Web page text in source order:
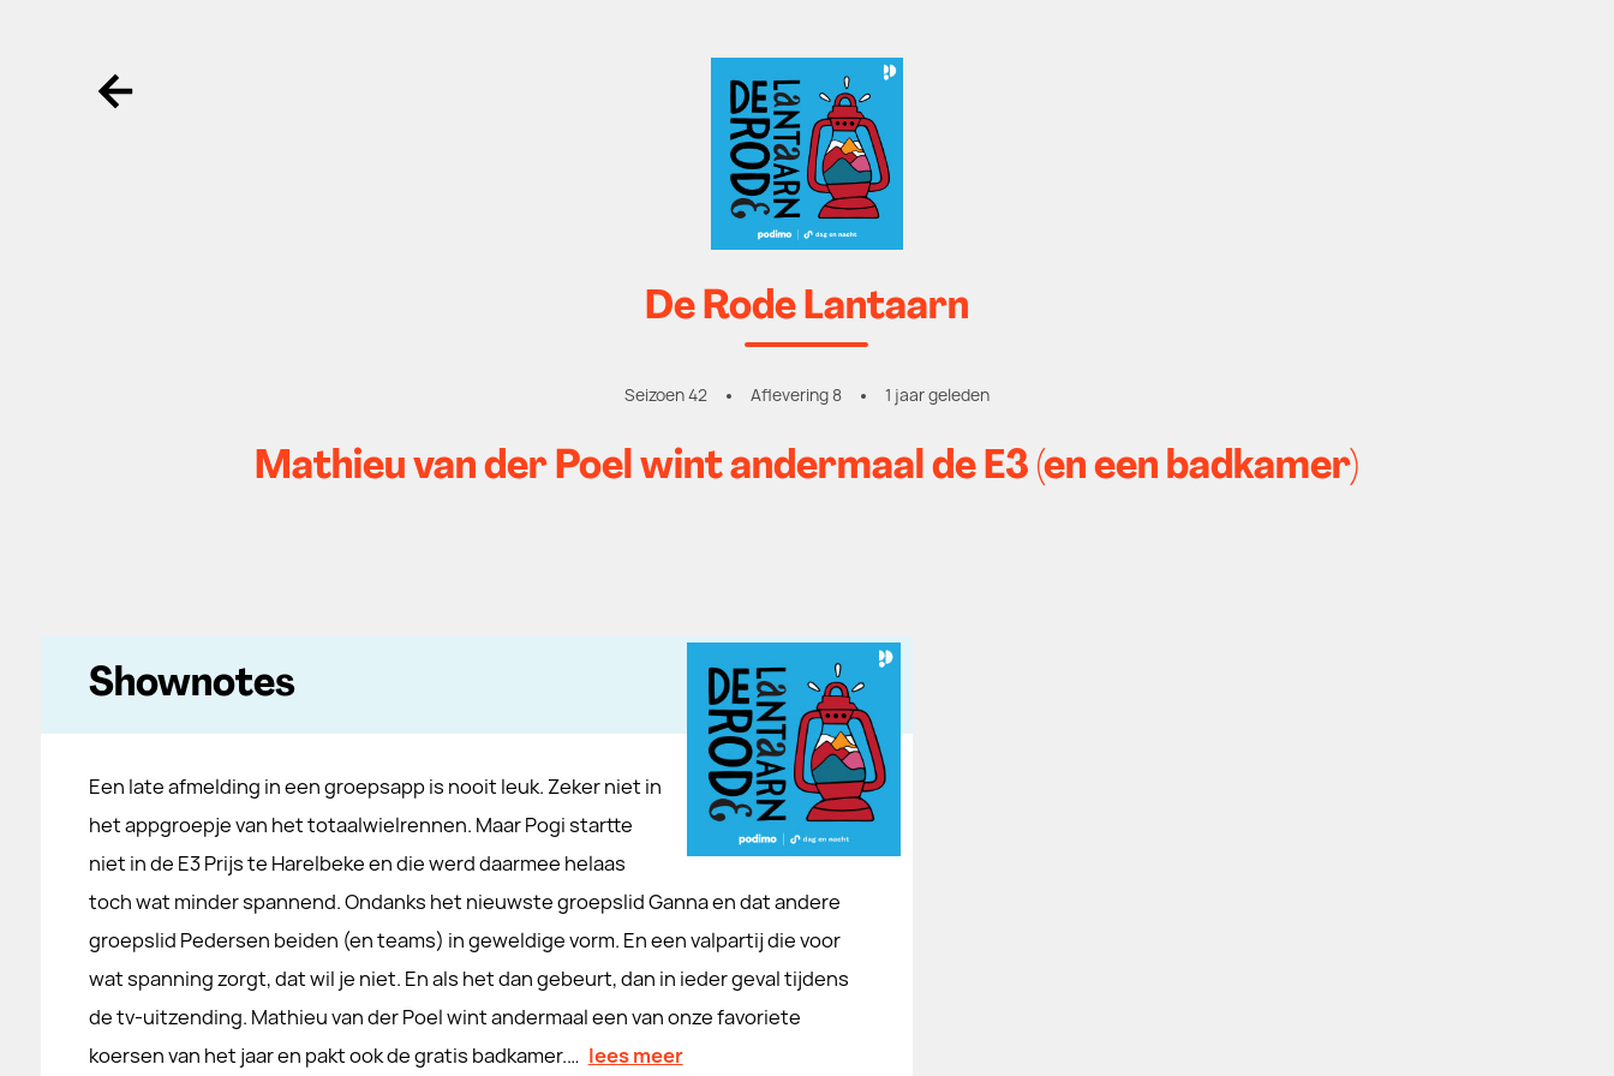
Ga terug
De Rode Lantaarn
Seizoen 42 Aflevering 8 1 jaar geleden
Mathieu van der Poel wint andermaal de E3 (en een badkamer)
Shownotes
Een late afmelding in een groepsapp is nooit leuk. Zeker niet in
het appgroepje van het totaalwielrennen. Maar Pogi startte
niet in de E3 Prijs te Harelbeke en die werd daarmee helaas
toch wat minder spannend. Ondanks het nieuwste groepslid Ganna en dat andere
groepslid Pedersen beiden (en teams) in geweldige vorm. En een valpartij die voor
wat spanning zorgt, dat wil je niet. En als het dan gebeurt, dan in ieder geval tijdens
de tv-uitzending. Mathieu van der Poel wint andermaal een van onze favoriete
koersen van het jaar en pakt ook de gratis badkamer.… lees meer